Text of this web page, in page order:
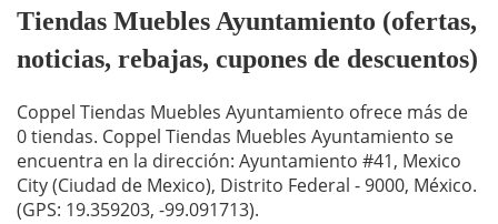
Tiendas Muebles Ayuntamiento (ofertas,
noticias, rebajas, cupones de descuentos)
Coppel Tiendas Muebles Ayuntamiento ofrece más de
0 tiendas. Coppel Tiendas Muebles Ayuntamiento se
encuentra en la dirección: Ayuntamiento #41, Mexico
City (Ciudad de Mexico), Distrito Federal - 9000, México.
(GPS: 19.359203, -99.091713).